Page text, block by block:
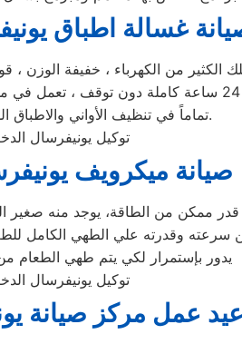
غسالة اطباق
الكثير من الكهرباء ، خفيفة
يمكنها غسل كافة الاطباق خلال فترة وجيزة جداً ،
تماماً في تنظيف الأواني والاطباق الدخيلة بضغطة زر.
توكيل يونيفرسال
صيانة ميكرويف
قدر ممكن من الطاقة، يوجد منه
وقدرته علي الطهي الكامل
.
توكيل يونيفرسال
عمل مركز صيانة